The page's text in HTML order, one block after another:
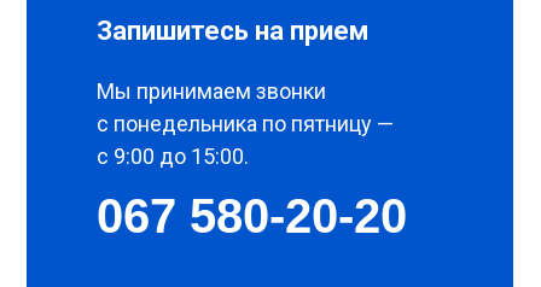
Запишитесь на прием
Мы принимаем звонки
с понедельника по пятницу —
с 9:00 до 15:00.
067 580-20-20